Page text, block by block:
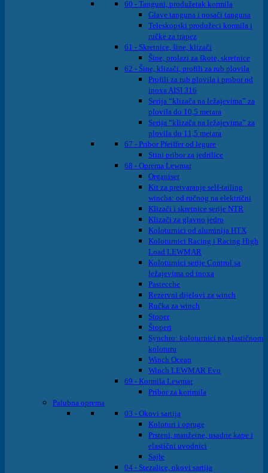
60 - Tanguni, produžetak kormila
Glave tanguna i nosači tanguna
Teleskopski produžeci kormila i
ručke za trapez
61 - Skretnice, šine, klizači
Šine, prolazi za škote, skretnice
62 - Šine, klizači, profili za rub plovila
Profili za rub plovila i probor od
inoxa AISI 316
Serija “klizača na ležajevima” za
plovila do 10,5 metara
Serija “klizača na ležajevima” za
plovila do 11,5 metara
67 - Pribor Pfeiffer od legure
Stini pribor za jedrilice
68 - Oprema Lewmar
Organiser
Kit za pretvaranje self-tailing
wincha: od ručnog na električni
Klizači i skretnice serije NTR
Klizači za glavno jedro
Koloturnici od aluminija HTX
Koloturnici Racing i Racing High
Load LEWMAR
Koloturnici serije Control sa
ležajevima od inoxa
Pastecche
Rezervni dijelovi za winch
Ručka za winch
Stoper
Štoperi
Synchro: koloturnici na plastičnom
koloturu
Winch Ocean
Winch LEWMAR Evo
69 - Kormila Lewmar
Pribor za korimila
Palubna oprema
03 - Okovi sartija
Koloturi i opruge
Prsteni, manžetne, usadne kape i
elastični uvodnici
Sajle
04 - Stezalice, okovi sartija